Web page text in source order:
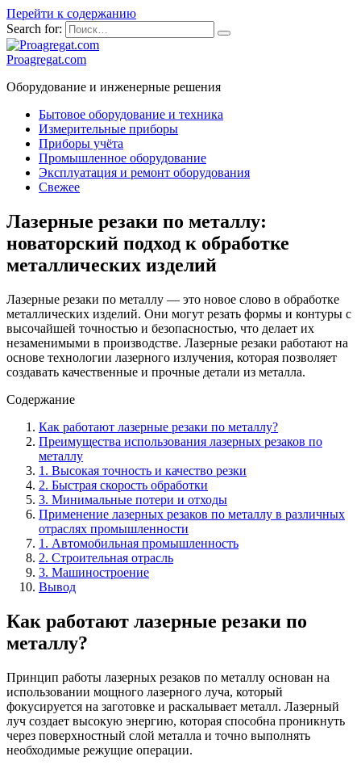
Перейти к содержанию
Search for:
Proagregat.com
Оборудование и инженерные решения
Бытовое оборудование и техника
Измерительные приборы
Приборы учёта
Промышленное оборудование
Эксплуатация и ремонт оборудования
Свежее
Лазерные резаки по металлу:
новаторский подход к обработке
металлических изделий
Лазерные резаки по металлу — это новое слово в обработке
металлических изделий. Они могут резать формы и контуры с
высочайшей точностью и безопасностью, что делает их
незаменимыми в производстве. Лазерные резаки работают на
основе технологии лазерного излучения, которая позволяет
создавать качественные и прочные детали из металла.
Содержание
Как работают лазерные резаки по металлу?
Преимущества использования лазерных резаков по
металлу
1. Высокая точность и качество резки
2. Быстрая скорость обработки
3. Минимальные потери и отходы
Применение лазерных резаков по металлу в различных
отраслях промышленности
1. Автомобильная промышленность
2. Строительная отрасль
3. Машиностроение
Вывод
Как работают лазерные резаки по
металлу?
Принцип работы лазерных резаков по металлу основан на
использовании мощного лазерного луча, который
фокусируется на заготовке и раскалывает металл. Лазерный
луч создает высокую энергию, которая способна проникнуть
через поверхностный слой металла и точно выполнять
необходимые режущие операции.